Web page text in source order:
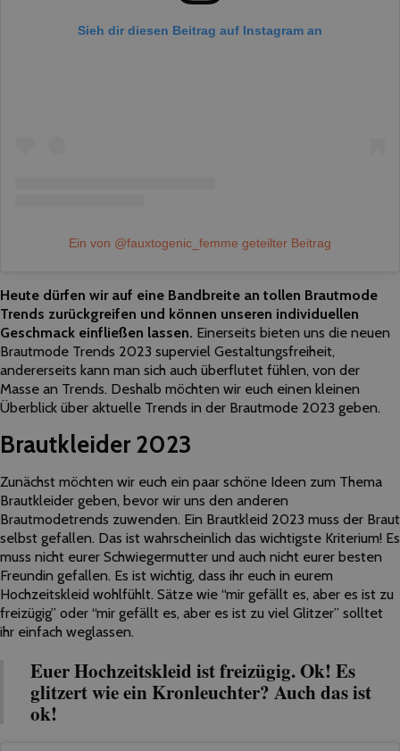
Sieh dir diesen Beitrag auf Instagram an
Ein von @fauxtogenic_femme geteilter Beitrag
Heute dürfen wir auf eine Bandbreite an tollen Brautmode
Trends zurückgreifen und können unseren individuellen
Geschmack einfließen lassen. Einerseits bieten uns die neuen
Brautmode Trends 2023 superviel Gestaltungsfreiheit,
andererseits kann man sich auch überflutet fühlen, von der
Masse an Trends. Deshalb möchten wir euch einen kleinen
Überblick über aktuelle Trends in der Brautmode 2023 geben.
Brautkleider 2023
Zunächst möchten wir euch ein paar schöne Ideen zum Thema
Brautkleider geben, bevor wir uns den anderen
Brautmodetrends zuwenden. Ein Brautkleid 2023 muss der Braut
selbst gefallen. Das ist wahrscheinlich das wichtigste Kriterium! Es
muss nicht eurer Schwiegermutter und auch nicht eurer besten
Freundin gefallen. Es ist wichtig, dass ihr euch in eurem
Hochzeitskleid wohlfühlt. Sätze wie “mir gefällt es, aber es ist zu
freizügig” oder “mir gefällt es, aber es ist zu viel Glitzer” solltet
ihr einfach weglassen.
Euer Hochzeitskleid ist freizügig. Ok! Es
glitzert wie ein Kronleuchter? Auch das ist
ok!